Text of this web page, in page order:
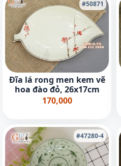
#50871
Đĩa lá rong men kem vẽ
hoa đào đỏ, 26x17cm
170,000
#47280-4